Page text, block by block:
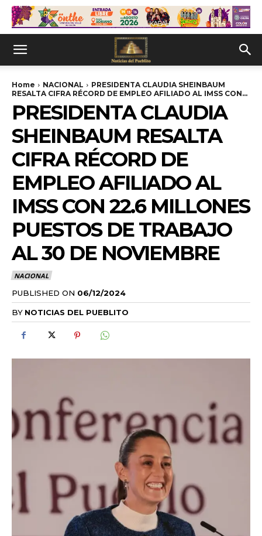
Home NACIONAL
PRESIDENTA CLAUDIA SHEINBAUM
RESALTA CIFRA RÉCORD DE EMPLEO AFILIADO AL IMSS CON...
PRESIDENTA CLAUDIA
SHEINBAUM RESALTA
CIFRA RÉCORD DE
EMPLEO AFILIADO AL
IMSS CON 22.6 MILLONES
PUESTOS DE TRABAJO
AL 30 DE NOVIEMBRE
NACIONAL
PUBLISHED ON 06/12/2024
BY NOTICIAS DEL PUEBLITO